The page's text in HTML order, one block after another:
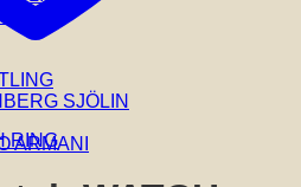
SJÖLIN
ARMANI